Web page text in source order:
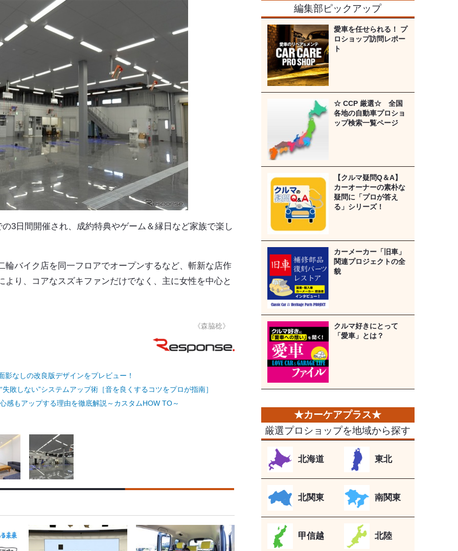
3日間開催され、成約特典やゲーム＆縁日など家族で楽し
バイク店を同一フロアでオープンするなど、斬新な店作
り、コアなスズキファンだけでなく、主に女性を中心と
《森脇稔》
なしの改良版デザインをプレビュー！
敗しない”システムアップ術［音を良くするコツをプロが指南］
感もアップする理由を徹底解説～カスタムHOW TO～
編集部ピックアップ
愛車を任せられる！ プ
ロショップ訪問レポー
ト
☆ CCP 厳選☆ 全国
各地の自動車プロショ
ップ検索一覧ページ
【クルマ疑問Q＆A】
カーオーナーの素朴な
疑問に「プロが答え
る」シリーズ！
カーメーカー「旧車」
関連プロジェクトの全
貌
クルマ好きにとって
「愛車」とは？
厳選プロショップを地域から探す
北海道 東北
北関東 南関東
甲信越 北陸